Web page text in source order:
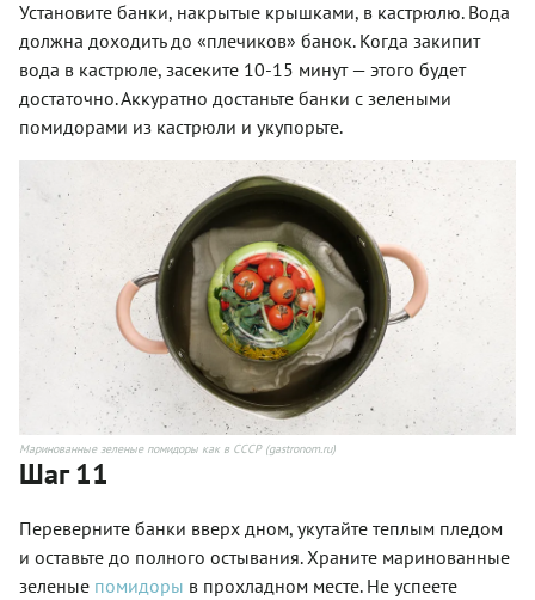
Установите банки, накрытые крышками, в кастрюлю. Вода
должна доходить до «плечиков» банок. Когда закипит
вода в кастрюле, засеките 10-15 минут — этого будет
достаточно. Аккуратно достаньте банки с зелеными
помидорами из кастрюли и укупорьте.
Маринованные зеленые помидоры как в СССР (gastronom.ru)
Шаг 11
Переверните банки вверх дном, укутайте теплым пледом
и оставьте до полного остывания. Храните маринованные
зеленые помидоры в прохладном месте. Не успеете